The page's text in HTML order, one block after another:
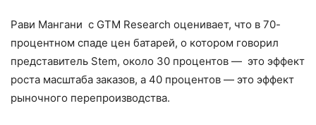
Рави Мангани с GTM Research оценивает, что в 70-
процентном спаде цен батарей, о котором говорил
представитель Stem, около 30 процентов — это эффект
роста масштаба заказов, а 40 процентов — это эффект
рыночного перепроизводства.